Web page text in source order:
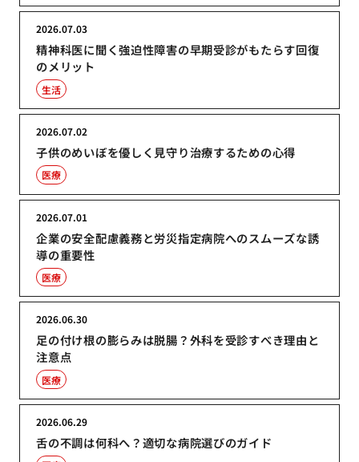
精神科医に聞く強迫性障害の早期受診がもたらす回復
のメリット
2026.07.03
生活
子供のめいぼを優しく見守り治療するための心得
2026.07.02
医療
企業の安全配慮義務と労災指定病院へのスムーズな誘
導の重要性
2026.07.01
医療
足の付け根の膨らみは脱腸？外科を受診すべき理由と
注意点
2026.06.30
医療
舌の不調は何科へ？適切な病院選びのガイド
2026.06.29